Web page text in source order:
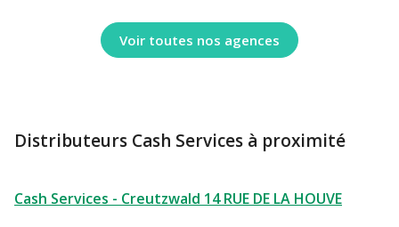
Voir toutes nos agences
Distributeurs Cash Services à proximité
Cash Services - Creutzwald 14 RUE DE LA HOUVE